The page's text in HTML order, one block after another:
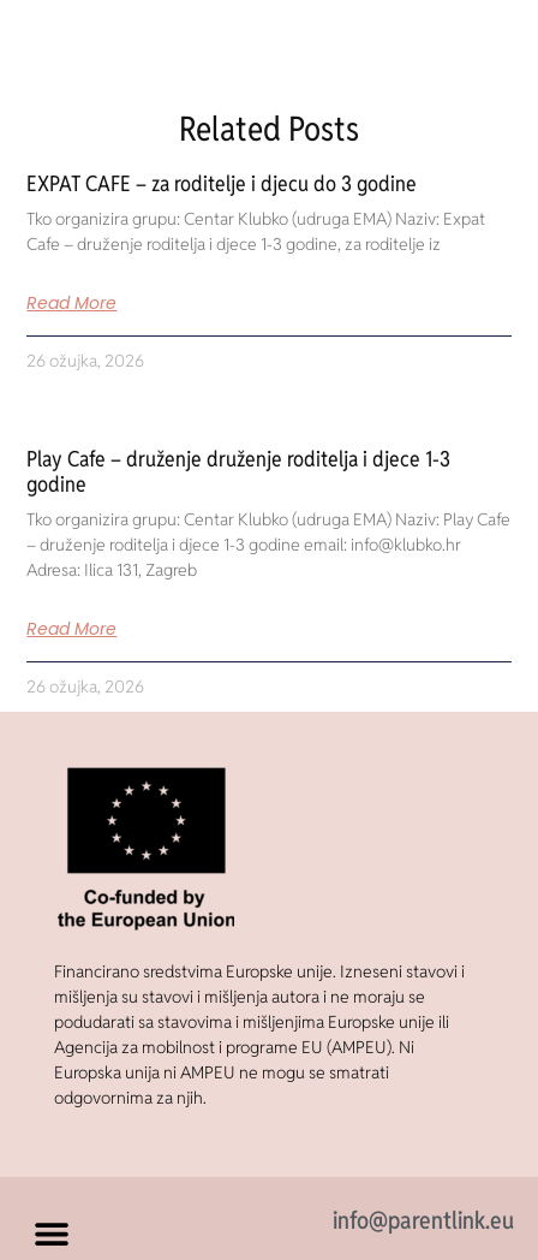
Related Posts
EXPAT CAFE – za roditelje i djecu do 3 godine
Tko organizira grupu: Centar Klubko (udruga EMA) Naziv: Expat
Cafe – druženje roditelja i djece 1-3 godine, za roditelje iz
Read More
26 ožujka, 2026
Play Cafe – druženje druženje roditelja i djece 1-3
godine
Tko organizira grupu: Centar Klubko (udruga EMA) Naziv: Play Cafe
– druženje roditelja i djece 1-3 godine email: info@klubko.hr
Adresa: Ilica 131, Zagreb
Read More
26 ožujka, 2026
Financirano sredstvima Europske unije. Izneseni stavovi i
mišljenja su stavovi i mišljenja autora i ne moraju se
podudarati sa stavovima i mišljenjima Europske unije ili
Agencija za mobilnost i programe EU (AMPEU). Ni
Europska unija ni AMPEU ne mogu se smatrati
odgovornima za njih.
info@parentlink.eu